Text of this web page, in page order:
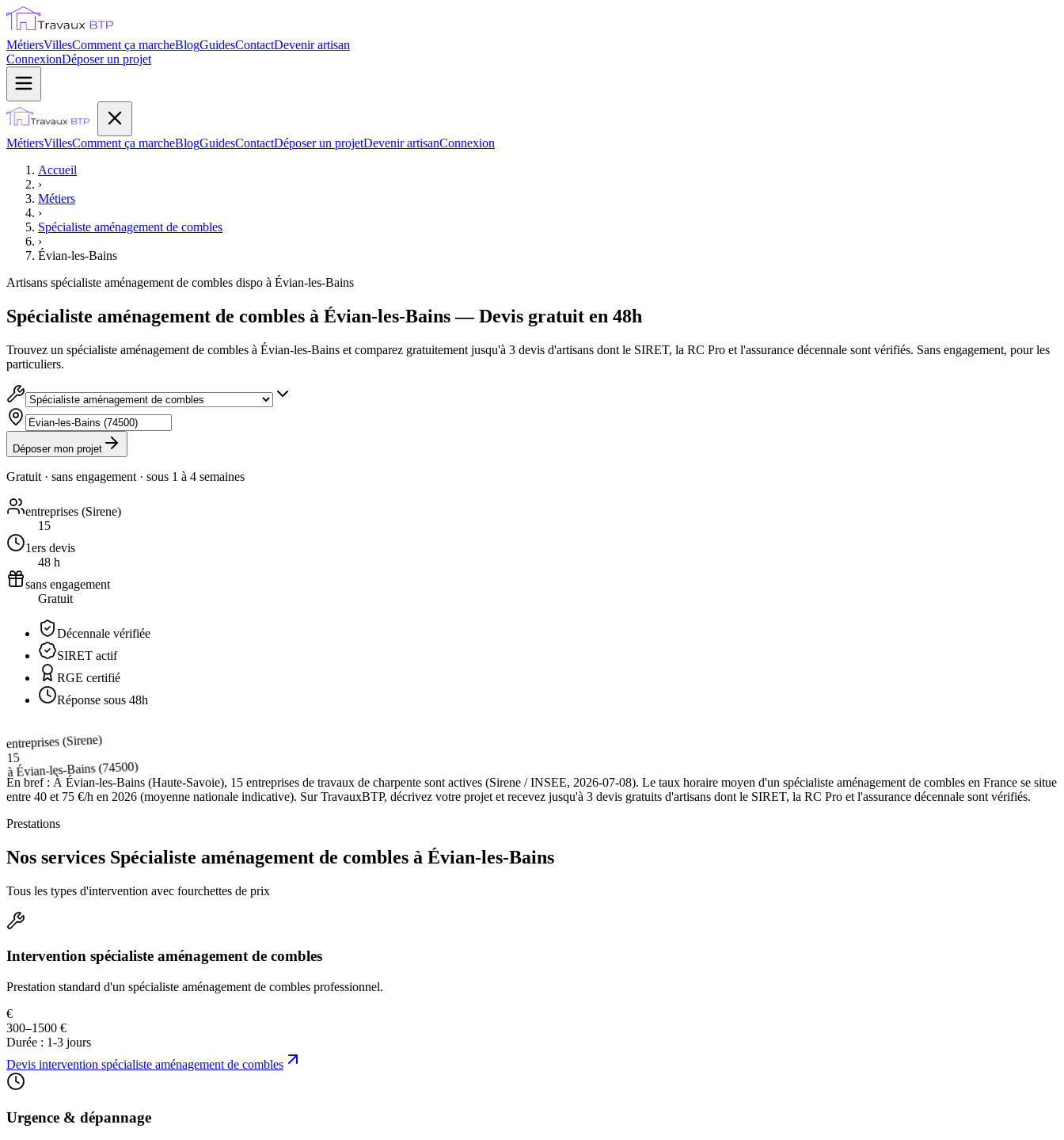
MétiersVillesComment ça marcheBlogGuidesContactDevenir artisan
ConnexionDéposer un projet
MétiersVillesComment ça marcheBlogGuidesContactDéposer un projetDevenir artisanConnexion
Accueil
›
Métiers
›
Spécialiste aménagement de combles
›
Évian-les-Bains
Artisans spécialiste aménagement de combles dispo à Évian-les-Bains
Spécialiste aménagement de combles à Évian-les-Bains — Devis gratuit en 48h
Trouvez un spécialiste aménagement de combles à Évian-les-Bains et comparez gratuitement jusqu'à 3 devis d'artisans dont le SIRET, la RC Pro et l'assurance décennale sont vérifiés. Sans engagement, pour les
particuliers.
Déposer mon projet
Gratuit · sans engagement · sous 1 à 4 semaines
entreprises (Sirene)
15
1ers devis
48 h
sans engagement
Gratuit
Décennale vérifiée
SIRET actif
RGE certifié
Réponse sous 48h
entreprises (Sirene)
15
àÉvian-les-Bains(74500)
En bref : À Évian-les-Bains (Haute-Savoie), 15 entreprises de travaux de charpente sont actives (Sirene / INSEE, 2026-07-08). Le taux horaire moyen d'un spécialiste aménagement de combles en France se situe
entre 40 et 75 €/h en 2026 (moyenne nationale indicative). Sur TravauxBTP, décrivez votre projet et recevez jusqu'à 3 devis gratuits d'artisans dont le SIRET, la RC Pro et l'assurance décennale sont vérifiés.
Prestations
Nos services Spécialiste aménagement de combles à Évian-les-Bains
Tous les types d'intervention avec fourchettes de prix
Intervention spécialiste aménagement de combles
Prestation standard d'un spécialiste aménagement de combles professionnel.
€
300–1500 €
Durée : 1-3 jours
Devis intervention spécialiste aménagement de combles
Urgence & dépannage